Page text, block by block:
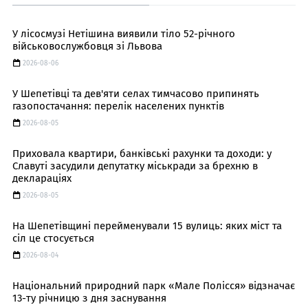
У лісосмузі Нетішина виявили тіло 52-річного
військовослужбовця зі Львова
2026-08-06
У Шепетівці та дев'яти селах тимчасово припинять
газопостачання: перелік населених пунктів
2026-08-05
Приховала квартири, банківські рахунки та доходи: у
Славуті засудили депутатку міськради за брехню в
деклараціях
2026-08-05
На Шепетівщині перейменували 15 вулиць: яких міст та
сіл це стосується
2026-08-04
Національний природний парк «Мале Полісся» відзначає
13-ту річницю з дня заснування